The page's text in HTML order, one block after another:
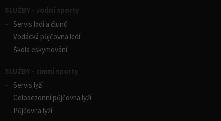
SLUŽBY - vodní sporty
Servis lodí a člunů
Vodácká půjčovna lodí
Škola eskymování
SLUŽBY - zimní sporty
Servis lyží
Celosezonní půjčovna lyží
Půjčovna lyží